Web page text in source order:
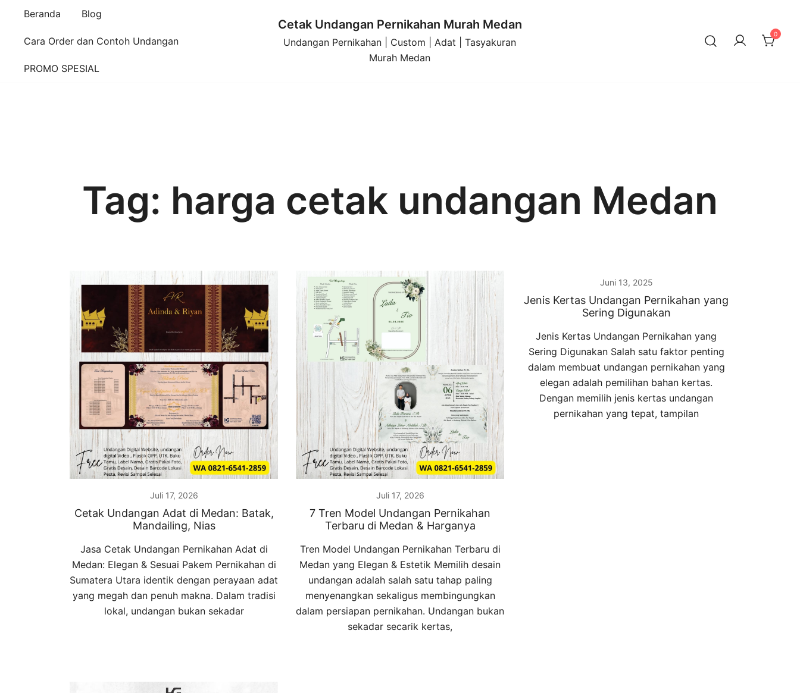
Beranda Blog
Cara Order dan Contoh Undangan
PROMO SPESIAL
Cetak Undangan Pernikahan Murah Medan
Undangan Pernikahan | Custom | Adat | Tasyakuran
Murah Medan
0
Tag: harga cetak undangan Medan
Juli 17, 2026
Cetak Undangan Adat di Medan: Batak,
Mandailing, Nias
Jasa Cetak Undangan Pernikahan Adat di
Medan: Elegan & Sesuai Pakem Pernikahan di
Sumatera Utara identik dengan perayaan adat
yang megah dan penuh makna. Dalam tradisi
lokal, undangan bukan sekadar
Juli 17, 2026
7 Tren Model Undangan Pernikahan
Terbaru di Medan & Harganya
Tren Model Undangan Pernikahan Terbaru di
Medan yang Elegan & Estetik Memilih desain
undangan adalah salah satu tahap paling
menyenangkan sekaligus membingungkan
dalam persiapan pernikahan. Undangan bukan
sekadar secarik kertas,
Juni 13, 2025
Jenis Kertas Undangan Pernikahan yang
Sering Digunakan
Jenis Kertas Undangan Pernikahan yang
Sering Digunakan Salah satu faktor penting
dalam membuat undangan pernikahan yang
elegan adalah pemilihan bahan kertas.
Dengan memilih jenis kertas undangan
pernikahan yang tepat, tampilan